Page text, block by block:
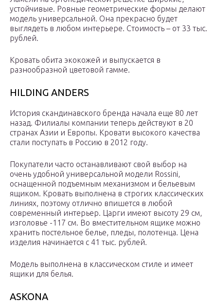
устойчивые. Ровные геометрические формы делают
модель универсальной. Она прекрасно будет
выглядеть в любом интерьере. Стоимость – от 33 тыс.
рублей.
Кровать обита экокожей и выпускается в
разнообразной цветовой гамме.
HILDING ANDERS
История скандинавского бренда начала еще 80 лет
назад. Филиалы компании теперь действуют в 20
странах Азии и Европы. Кровати высокого качества
стали поступать в Россию в 2012 году.
Покупатели часто останавливают свой выбор на
очень удобной универсальной модели Rossini,
оснащенной подъемным механизмом и бельевым
ящиком. Кровать выполнена в строгих классических
линиях, поэтому отлично впишется в любой
современный интерьер. Царги имеют высоту 29 см,
изголовье -117 см. Во вместительном ящике можно
хранить постельное белье, пледы, полотенца. Цена
изделия начинается с 41 тыс. рублей.
Модель выполнена в классическом стиле и имеет
ящики для белья.
ASKONA